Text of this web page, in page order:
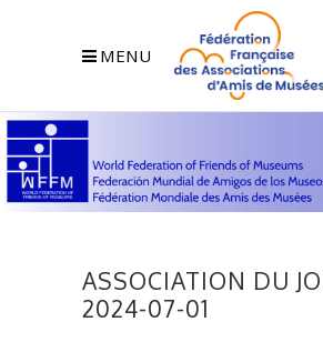
MENU
ASSOCIATION DU
2024-07-01